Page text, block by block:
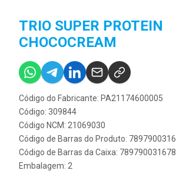
TRIO SUPER PROTEIN
CHOCOCREAM
Código do Fabricante: PA21174600005
Código: 309844
Código NCM: 21069030
Código de Barras do Produto:
Código de Barras da Caixa:
Embalagem: 2